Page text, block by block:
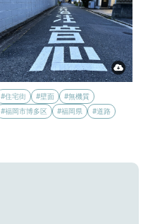
#住宅街 #壁面
#無機質
#福岡市博多区
#福岡県 #道路